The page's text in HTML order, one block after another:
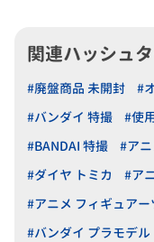
関連ハッシュ
#廃盤商品 未開封
#
#バンダイ 特撮
#使
#BANDAI 特撮
#ア
#ダイヤ トミカ
#ア
#アニメ フィギュアー
#バンダイ プラモデル